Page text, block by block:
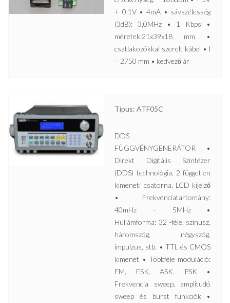
+ 0,1V • 4mA • sávszélesség
(3dB): 3,0MHz • 1 Kbps •
méretek:21x39x18 mm •
csatlakozókkal szerelt kábel • l
= 2750 mm • kedvező ár
Típus: ATF05C
DDS
FÜGGVÉNYGENERÁTOR •
Direkt Digitális Szintézer
(DDS) technológia, 2 független
kimeneti csatorna, LCD kijelző
• Frekvenciatartomány:
40mHz – 5MHz •
Hullámforma: 32 -féle, szinusz,
háromszög, négyszög,
impulzus, stb. • TTL és CMOS
kimenet • Többféle moduláció:
FM, FSK, ASK, PSK •
Frekvencia sweep, amplitudó
sweep és burst funkciók •